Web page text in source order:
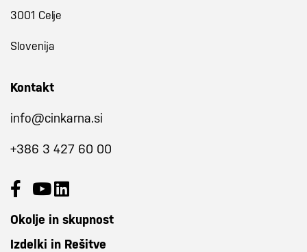
3001 Celje
Slovenija
Kontakt
info@cinkarna.si
+386 3 427 60 00
Okolje in skupnost
Izdelki in Rešitve